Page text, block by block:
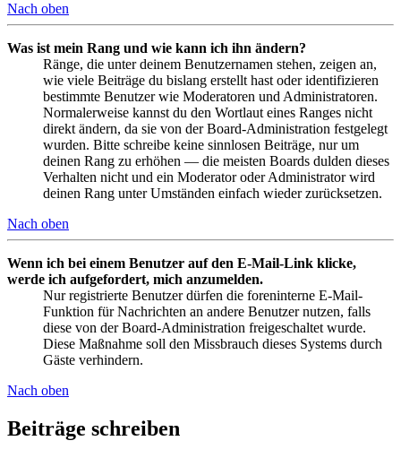
Nach oben
Was ist mein Rang und wie kann ich ihn ändern?
Ränge, die unter deinem Benutzernamen stehen, zeigen an,
wie viele Beiträge du bislang erstellt hast oder identifizieren
bestimmte Benutzer wie Moderatoren und Administratoren.
Normalerweise kannst du den Wortlaut eines Ranges nicht
direkt ändern, da sie von der Board-Administration festgelegt
wurden. Bitte schreibe keine sinnlosen Beiträge, nur um
deinen Rang zu erhöhen — die meisten Boards dulden dieses
Verhalten nicht und ein Moderator oder Administrator wird
deinen Rang unter Umständen einfach wieder zurücksetzen.
Nach oben
Wenn ich bei einem Benutzer auf den E-Mail-Link klicke,
werde ich aufgefordert, mich anzumelden.
Nur registrierte Benutzer dürfen die foreninterne E-Mail-
Funktion für Nachrichten an andere Benutzer nutzen, falls
diese von der Board-Administration freigeschaltet wurde.
Diese Maßnahme soll den Missbrauch dieses Systems durch
Gäste verhindern.
Nach oben
Beiträge schreiben